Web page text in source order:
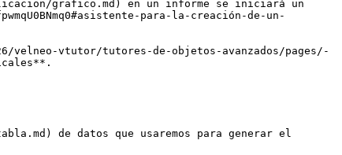
grafico.md) en un informe se iniciará un
para-la-creación-de-un-
vtutor/tutores-de-objetos-avanzados/pages/-
de datos que usaremos para generar el